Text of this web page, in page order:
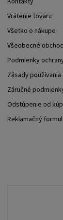
Vrátenie tovaru
Všetko o nákupe
Všeobecné
Podmienky
Zásady
Záručné
Odstúpenie od
Reklamačný